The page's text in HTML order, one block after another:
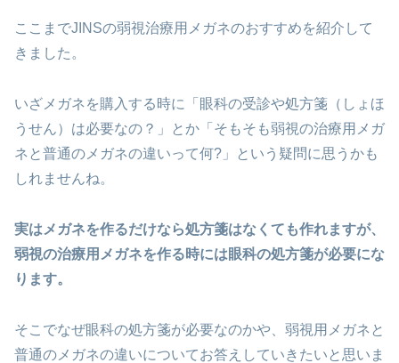
ここまでJINSの弱視治療用メガネのおすすめを紹介して
きました。
いざメガネを購入する時に「眼科の受診や処方箋（しょほ
うせん）は必要なの？」とか「そもそも弱視の治療用メガ
ネと普通のメガネの違いって何?」という疑問に思うかも
しれませんね。
実はメガネを作るだけなら処方箋はなくても作れますが、
弱視の治療用メガネを作る時には眼科の処方箋が必要にな
ります。
そこでなぜ眼科の処方箋が必要なのかや、弱視用メガネと
普通のメガネの違いについてお答えしていきたいと思いま